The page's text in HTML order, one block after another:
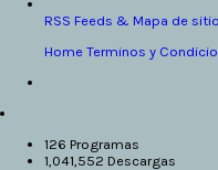
RSS Feeds & Mapa de sitio
Home Terminos y
126 Programas
1,041,552 Descargas